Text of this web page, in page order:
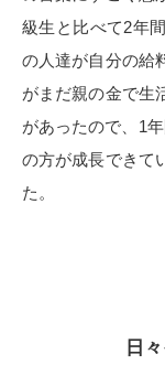
級生と比べて2年
の人達が自分の給
がまだ親の金で生
があったので、1
の方が成長できて
た。
日